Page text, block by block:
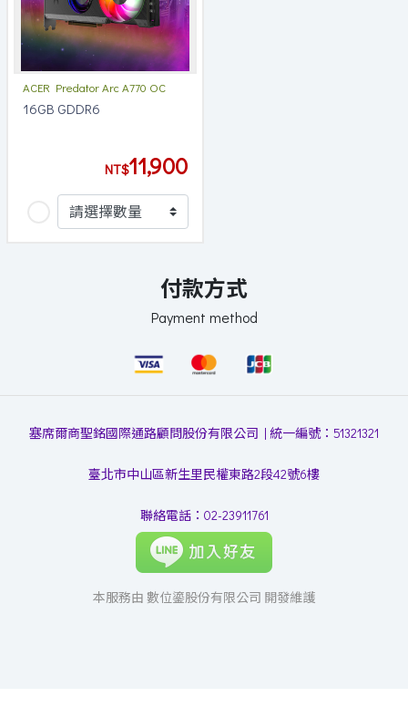
ACER Predator Arc A770 OC
16GB GDDR6
NT$11,900
付款方式
Payment method
塞席爾商聖銘國際通路顧問股份有限公司 | 統一編號：51321321
臺北市中山區新生里民權東路2段42號6樓
聯絡電話：02-23911761
本服務由 數位鎏股份有限公司 開發維護